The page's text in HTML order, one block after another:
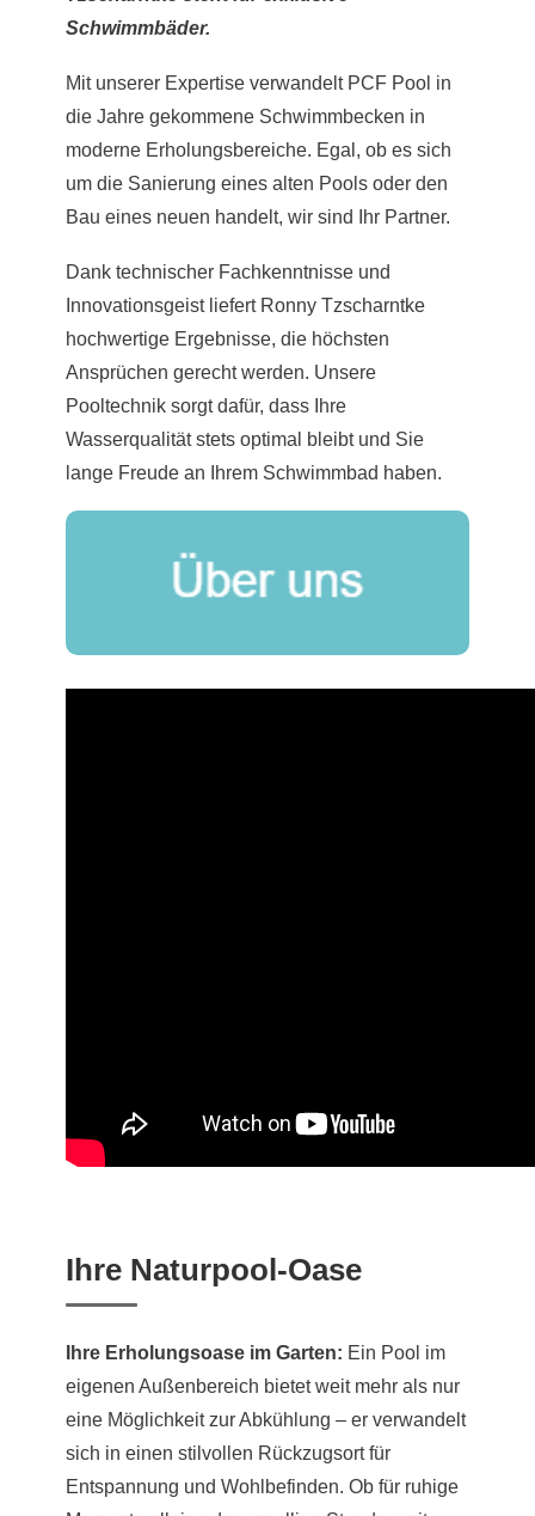
Schwimmbäder.
Mit unserer Expertise verwandelt PCF Pool in
die Jahre gekommene Schwimmbecken in
moderne Erholungsbereiche. Egal, ob es sich
um die Sanierung eines alten Pools oder den
Bau eines neuen handelt, wir sind Ihr Partner.
Dank technischer Fachkenntnisse und
Innovationsgeist liefert Ronny Tzscharntke
hochwertige Ergebnisse, die höchsten
Ansprüchen gerecht werden. Unsere
Pooltechnik sorgt dafür, dass Ihre
Wasserqualität stets optimal bleibt und Sie
lange Freude an Ihrem Schwimmbad haben.
Ihre Naturpool-Oase
Ihre Erholungsoase im Garten: Ein Pool im
eigenen Außenbereich bietet weit mehr als nur
eine Möglichkeit zur Abkühlung – er verwandelt
sich in einen stilvollen Rückzugsort für
Entspannung und Wohlbefinden. Ob für ruhige